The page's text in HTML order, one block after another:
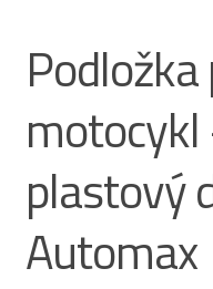
plastový
Automax